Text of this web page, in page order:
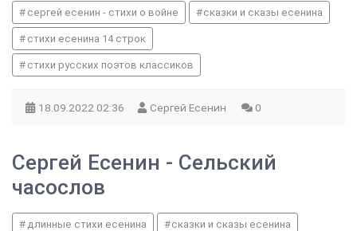
сергей есенин - стихи о войне сказки и сказы есенина
стихи есенина 14 строк
стихи русских поэтов классиков
18.09.2022 02:36 Сергей Есенин 0
Сергей Есенин - Сельский
часослов
длинные стихи есенина сказки и сказы есенина